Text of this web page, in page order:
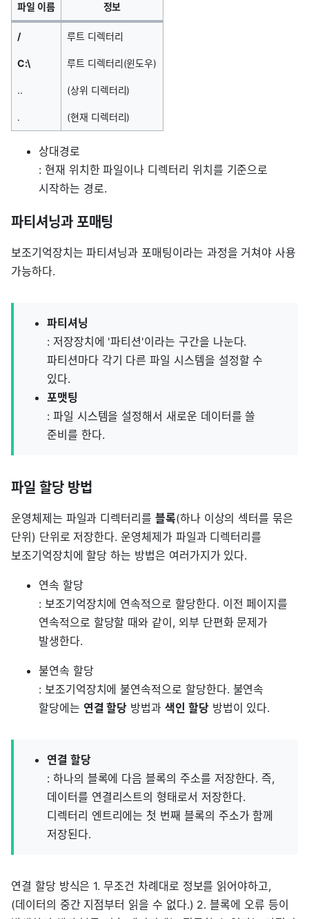
파일 이름 정보
/ 루트 디렉터리
C:\ 루트 디렉터리(윈도우)
.. (상위 디렉터리)
. (현재 디렉터리)
상대경로
: 현재 위치한 파일이나 디렉터리 위치를 기준으로
시작하는 경로.
파티셔닝과 포매팅
보조기억장치는 파티셔닝과 포매팅이라는 과정을 거쳐야 사용
가능하다.
파티셔닝
: 저장장치에 '파티션'이라는 구간을 나눈다.
파티션마다 각기 다른 파일 시스템을 설정할 수
있다.
포맷팅
: 파일 시스템을 설정해서 새로운 데이터를 쓸
준비를 한다.
파일 할당 방법
운영체제는 파일과 디렉터리를 블록(하나 이상의 섹터를 묶은
단위) 단위로 저장한다. 운영체제가 파일과 디렉터리를
보조기억장치에 할당 하는 방법은 여러가지가 있다.
연속 할당
: 보조기억장치에 연속적으로 할당한다. 이전 페이지를
연속적으로 할당할 때와 같이, 외부 단편화 문제가
발생한다.
불연속 할당
: 보조기억장치에 불연속적으로 할당한다. 불연속
할당에는 연결 할당 방법과색인 할당방법이 있다.
연결 할당
: 하나의 블록에 다음 블록의 주소를 저장한다. 즉,
데이터를 연결리스트의 형태로서 저장한다.
디렉터리 엔트리에는 첫 번째 블록의 주소가 함께
저장된다.
연결 할당 방식은 1. 무조건 차례대로 정보를 읽어야하고,
(데이터의 중간 지점부터 읽을 수 없다.) 2. 블록에 오류 등이